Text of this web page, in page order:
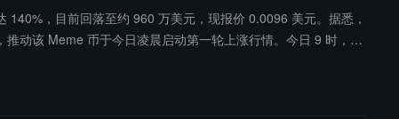
，目前回落至约 960 万美元，现报价 0.0096 美元。据悉，
动该 Meme 币于今日凌晨启动第一轮上涨行情。今日 9 时，Gri
片解读全球新闻与时事热点的 X 平台账号 PsyopAnime。此前